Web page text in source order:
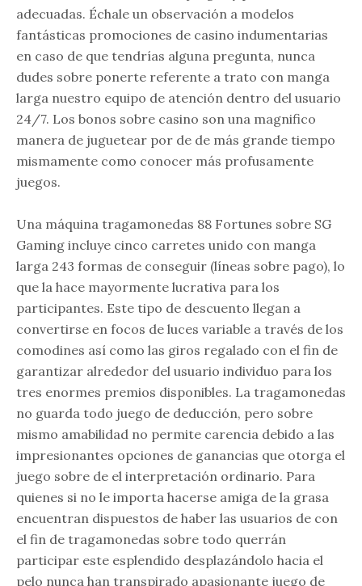
adecuadas. Échale un observación a modelos
fantásticas promociones de casino indumentarias
en caso de que tendrí­as alguna pregunta, nunca
dudes sobre ponerte referente a trato con manga
larga nuestro equipo de atención dentro del usuario
24/7. Los bonos sobre casino son una magnifico
manera de juguetear por de de más grande tiempo
mismamente­ como conocer más profusamente
juegos.
Una máquina tragamonedas 88 Fortunes sobre SG
Gaming incluye cinco carretes unido con manga
larga 243 formas de conseguir (líneas sobre pago), lo
que la hace mayormente lucrativa para los
participantes. Este tipo de descuento llegan a
convertirse en focos de luces variable a través de los
comodines así­ como las giros regalado con el fin de
garantizar alrededor del usuario individuo para los
tres enormes premios disponibles. La tragamonedas
no guarda todo juego de deducción, pero sobre
mismo amabilidad no permite carencia debido a las
impresionantes opciones de ganancias que otorga el
juego sobre de el interpretación ordinario. Para
quienes si no le importa hacerse amiga de la grasa
encuentran dispuestos de haber las usuarios de con
el fin de tragamonedas sobre todo querrán
participar este esplendido desplazándolo hacia el
pelo nunca han transpirado apasionante juego de